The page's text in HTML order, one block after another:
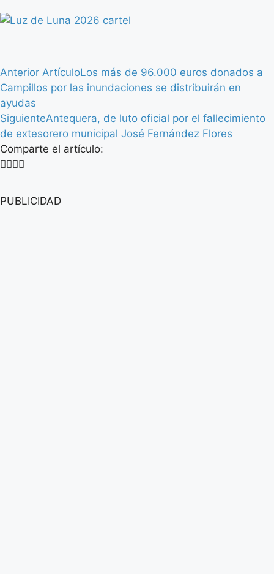
Anterior ArtículoLos más de 96.000 euros donados a
Campillos por las inundaciones se distribuirán en
ayudas
SiguienteAntequera, de luto oficial por el fallecimiento
de extesorero municipal José Fernández Flores
Comparte el artículo:
PUBLICIDAD